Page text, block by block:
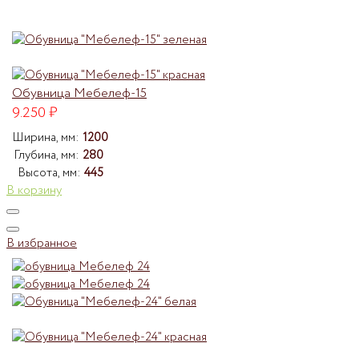
Обувница Мебелеф-15
9.250₽
Ширина, мм: 1200
Глубина, мм: 280
Высота, мм: 445
В корзину
В избранное